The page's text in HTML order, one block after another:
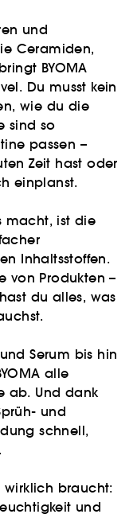
und
Ceramiden,
BYOMA
Du musst kein
wie du die
sind so
passen –
Zeit hast oder
einplanst.
macht, ist die
Inhaltsstoffen.
von Produkten –
du alles, was
Serum bis hin
alle
ab. Und dank
und
schnell,
wirklich braucht:
und